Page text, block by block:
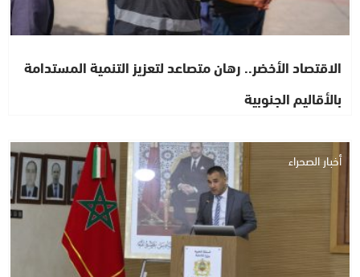
الاقتصاد الأخضر.. رهان متصاعد لتعزيز التنمية المستدامة
بالأقاليم الجنوبية
أخبار الصحراء